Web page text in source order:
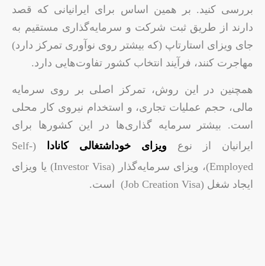
بررسی کنید. بر همین اساس برای ایرانیانی که قصد
دارند از طریق ثبت شرکت و سرمایه‌گذاری مستقیم به
جای ویزای استارتاپ (که بیشتر روی نوآوری تمرکز دارد)
مهاجرت کنند، فرآیند انتخاب کشور تفاوت‌هایی دارد.
همچنین در این روش، تمرکز اصلی بر روی سرمایه
مالی، حجم عملیات تجاری، و استخدام نیروی کار محلی
است. بیشتر سرمایه گذاری‌ها در این کشورها برای
ایرانیان از نوع ویزای خوداشتغالی کانادا
(Self-
Employed)، ویزای سرمایه‌گذار (Investor Visa) یا ویزای
ایجاد شغل (Job Creation Visa) است.